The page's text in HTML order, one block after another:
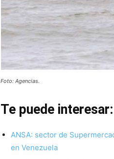
Foto: Agencias.
Te puede interesar:
ANSA: sector de
en Venezuela